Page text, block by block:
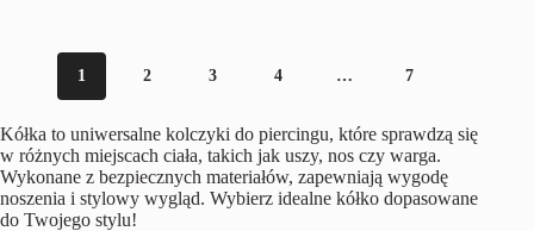
1 2 3 4 … 7
Kółka to uniwersalne kolczyki do piercingu, które sprawdzą się
w różnych miejscach ciała, takich jak uszy, nos czy warga.
Wykonane z bezpiecznych materiałów, zapewniają wygodę
noszenia i stylowy wygląd. Wybierz idealne kółko dopasowane
do Twojego stylu!